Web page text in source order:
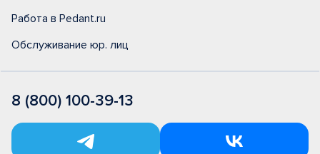
Работа в Pedant.ru
Обслуживание юр. лиц
8 (800) 100-39-13